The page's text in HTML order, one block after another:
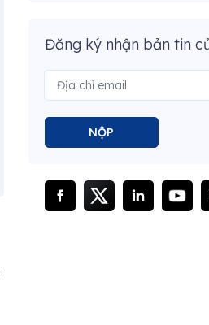
Đăng ký nhận bản tin
NỘP